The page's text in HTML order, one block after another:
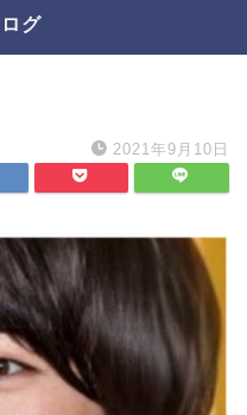
グ
2021年9月10日